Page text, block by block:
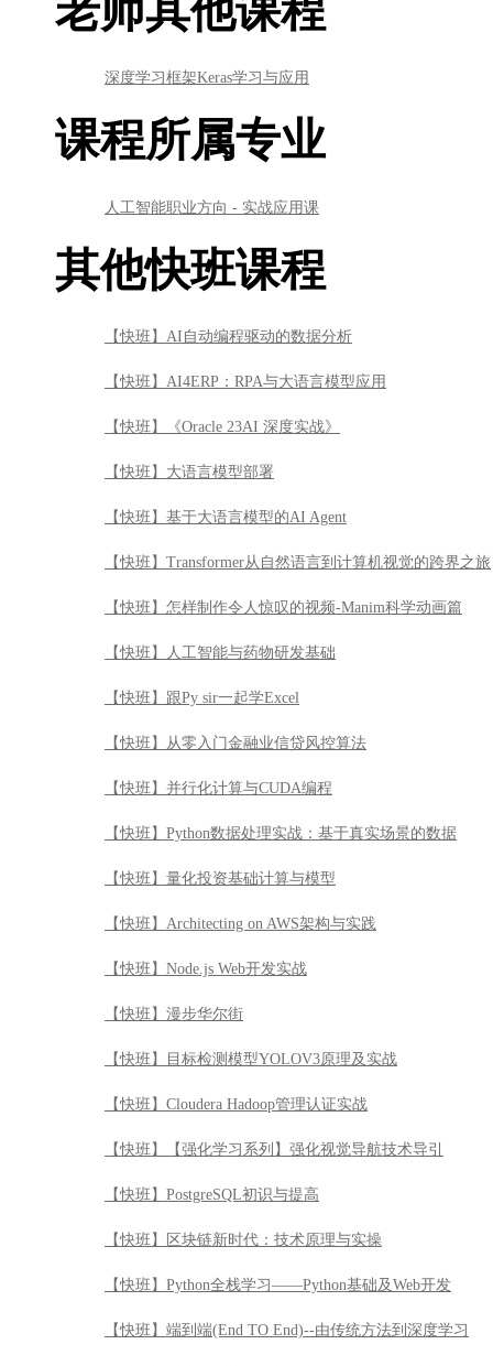
老师其他课程
深度学习框架Keras学习与应用
课程所属专业
人工智能职业方向 - 实战应用课
其他快班课程
【快班】AI自动编程驱动的数据分析
【快班】AI4ERP：RPA与大语言模型应用
【快班】《Oracle 23AI 深度实战》
【快班】大语言模型部署
【快班】基于大语言模型的AI Agent
【快班】Transformer从自然语言到计算机视觉的跨界之旅
【快班】怎样制作令人惊叹的视频-Manim科学动画篇
【快班】人工智能与药物研发基础
【快班】跟Py sir一起学Excel
【快班】从零入门金融业信贷风控算法
【快班】并行化计算与CUDA编程
【快班】Python数据处理实战：基于真实场景的数据
【快班】量化投资基础计算与模型
【快班】Architecting on AWS架构与实践
【快班】Node.js Web开发实战
【快班】漫步华尔街
【快班】目标检测模型YOLOV3原理及实战
【快班】Cloudera Hadoop管理认证实战
【快班】【强化学习系列】强化视觉导航技术导引
【快班】PostgreSQL初识与提高
【快班】区块链新时代：技术原理与实操
【快班】Python全栈学习——Python基础及Web开发
【快班】端到端(End TO End)--由传统方法到深度学习